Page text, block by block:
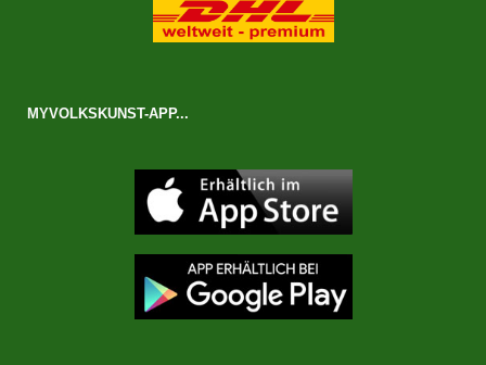
MYVOLKSKUNST-APP...